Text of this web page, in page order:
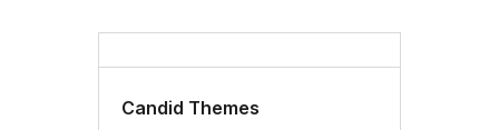
Candid Themes